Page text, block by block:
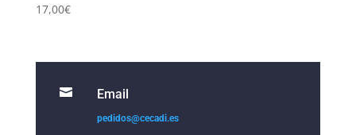
17,00€
 Email
pedidos@cecadi.es